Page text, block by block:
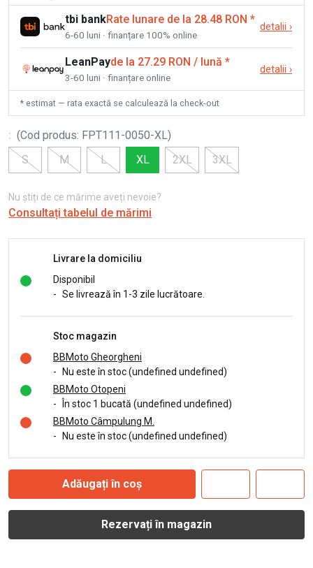
tbi bankRate lunare de la 28.48 RON *
6-60 luni · finanțare 100% online
detalii ›
LeanPayde la 27.29 RON / lună *
3-60 luni · finanțare online
detalii ›
* estimat — rata exactă se calculează la check-out
: (Cod produs: FPT111-0050-XL)
S
M L XL 2XL 3XL
Nu știți de ce mărime aveți nevoie?
Consultați tabelul de mărimi
Livrare la domiciliu
Disponibil
- Se livrează în 1-3 zile lucrătoare.
Stoc magazin
BBMoto Gheorgheni
-
Nu este în stoc (undefined undefined)
BBMoto Otopeni
-
În stoc 1 bucată (undefined undefined)
BBMoto Câmpulung M.
-
Nu este în stoc (undefined undefined)
Adăugați în coș
Rezervați în magazin